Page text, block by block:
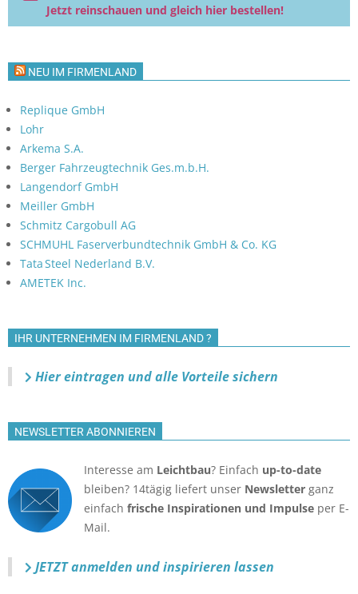
Jetzt reinschauen und gleich hier bestellen!
NEU IM FIRMENLAND
Replique GmbH
Lohr
Arkema S.A.
Berger Fahrzeugtechnik Ges.m.b.H.
Langendorf GmbH
Meiller GmbH
Schmitz Cargobull AG
SCHMUHL Faserverbundtechnik GmbH & Co. KG
Tata Steel Nederland B.V.
AMETEK Inc.
IHR UNTERNEHMEN IM FIRMENLAND ?
Hier eintragen und alle Vorteile sichern
NEWSLETTER ABONNIEREN
Interesse am Leichtbau? Einfach up-to-date
bleiben? 14tägig liefert unser Newsletter ganz
einfach frische Inspirationen und Impulse per E-
Mail.
JETZT anmelden und inspirieren lassen